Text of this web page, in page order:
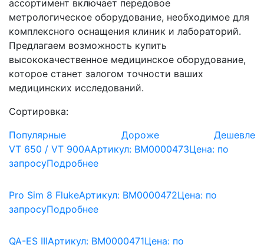
ассортимент включает передовое
метрологическое оборудование, необходимое для
комплексного оснащения клиник и лабораторий.
Предлагаем возможность купить
высококачественное медицинское оборудование,
которое станет залогом точности ваших
медицинских исследований.
Сортировка:
Популярные
Дороже
Дешевле
VT 650 / VT 900AАртикул: BM0000473Цена: по
запросуПодробнее
Pro Sim 8 FlukeАртикул: BM0000472Цена: по
запросуПодробнее
QA-ES IIIАртикул: BM0000471Цена: по